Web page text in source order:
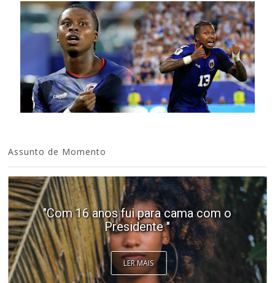
Assunto de Momento
"Com 16 anos fui para cama com o
Presidente "
LER MAIS